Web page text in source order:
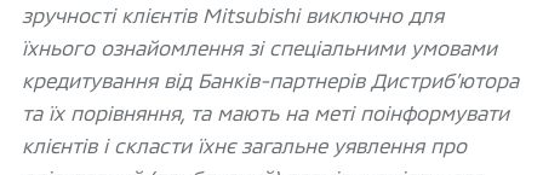
зручності клієнтів Mitsubishi виключно для
їхнього ознайомлення зі спеціальними умовами
кредитування від Банків-партнерів Дистриб’ютора
та їх порівняння, та мають на меті поінформувати
клієнтів і скласти їхнє загальне уявлення про